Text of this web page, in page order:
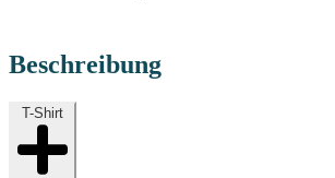
Beschreibung
T-Shirt